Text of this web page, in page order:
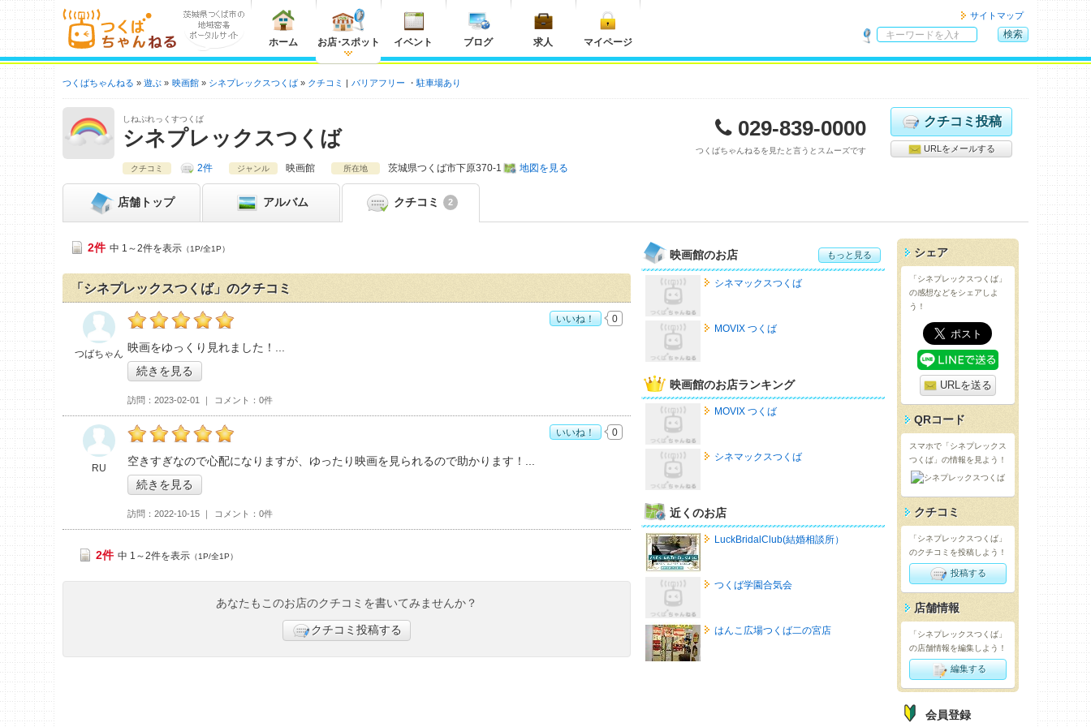
ホーム お店・スポット イベント ブログ 求人 マイページ
サイトマップ
内
索
検索
つくばちゃんねる 遊ぶ 映画館 シネプレックスつくば クチコミ バリアフリー 駐車場あり
しねぷれっくすつくば
シネプレックスつくば 029-839-0000
つくばちゃんねるを見たと言うとスムーズです
クチコミ投稿
URLをメールする
クチコミ 2件 ジャンル 映画館 所在地 茨城県つくば市下原370-1 地図を見る
店舗 トップ アルバム クチコミ 2
2件 中 1～2件を表示 （1P/全1P）
「シネプレックスつくば」のクチコミ
つばちゃんの「シネプレックスつくば>」おすすめ度：
映画をゆっくり見れました！
続きを見る
訪問 2023-02-01 コメント 0件
つばちゃん
いいね！ 0
RUの「シネプレックスつくば>」おすすめ度：
空きすぎなので心配になりますが、ゆったり映画を見られるので助かります！
続きを見る
訪問 2022-10-15 コメント 0件
RU
いいね！ 0
2件 中 1～2件を表示 （1P/全1P）
あなたもこのお店のクチコミを書いてみませんか？
クチコミ投稿する
映画館のお店 もっと見る
シネマックスつくば
MOVIX つくば
映画館のお店ランキング
MOVIX つくば
シネマックスつくば
近くのお店
LuckBridalClub(結婚相談所）
つくば学園合気会
はんこ広場つくば二の宮店
シェア
「シネプレックスつくば」
の感想などをシェアしよ
う！
URLを送る
QRコード
スマホで「シネプレックス
つくば」の情報を見よう！
クチコミ
「シネプレックスつくば」
のクチコミを投稿しよう！
投稿する
店舗情報
「シネプレックスつくば」
の店舗情報を編集しよう！
編集する
会員登録